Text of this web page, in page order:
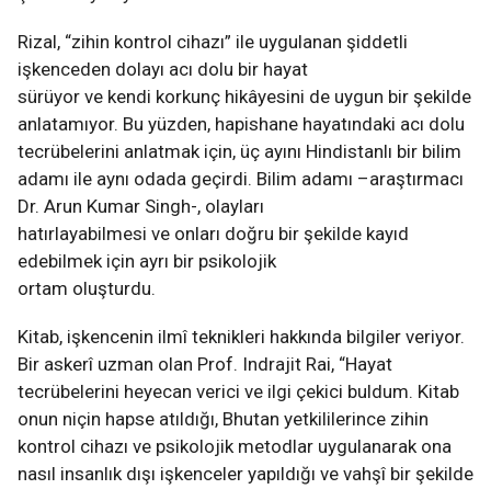
Rizal, “zihin kontrol cihazı” ile uygulanan şiddetli
işkenceden dolayı acı dolu bir hayat
sürüyor ve kendi korkunç hikâyesini de uygun bir şekilde
anlatamıyor. Bu yüzden, hapishane hayatındaki acı dolu
tecrübelerini anlatmak için, üç ayını Hindistanlı bir bilim
adamı ile aynı odada geçirdi. Bilim adamı –araştırmacı
Dr. Arun Kumar Singh-, olayları
hatırlayabilmesi ve onları doğru bir şekilde kayıd
edebilmek için ayrı bir psikolojik
ortam oluşturdu.
Kitab, işkencenin ilmî teknikleri hakkında bilgiler veriyor.
Bir askerî uzman olan Prof. Indrajit Rai, “Hayat
tecrübelerini heyecan verici ve ilgi çekici buldum. Kitab
onun niçin hapse atıldığı, Bhutan yetkililerince zihin
kontrol cihazı ve psikolojik metodlar uygulanarak ona
nasıl insanlık dışı işkenceler yapıldığı ve vahşî bir şekilde